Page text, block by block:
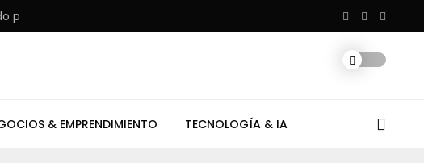
la IA YouTube transmitirá partidos del Mundial 2026 tras histórico
& EMPRENDIMIENTO TECNOLOGÍA & IA